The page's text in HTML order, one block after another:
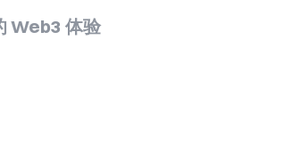
Web3 体验